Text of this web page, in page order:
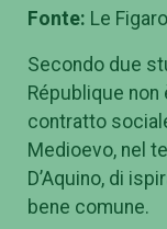
Fonte: Le
Secondo due
République non
contratto
Medioevo, nel
D’Aquino, di
bene comune.